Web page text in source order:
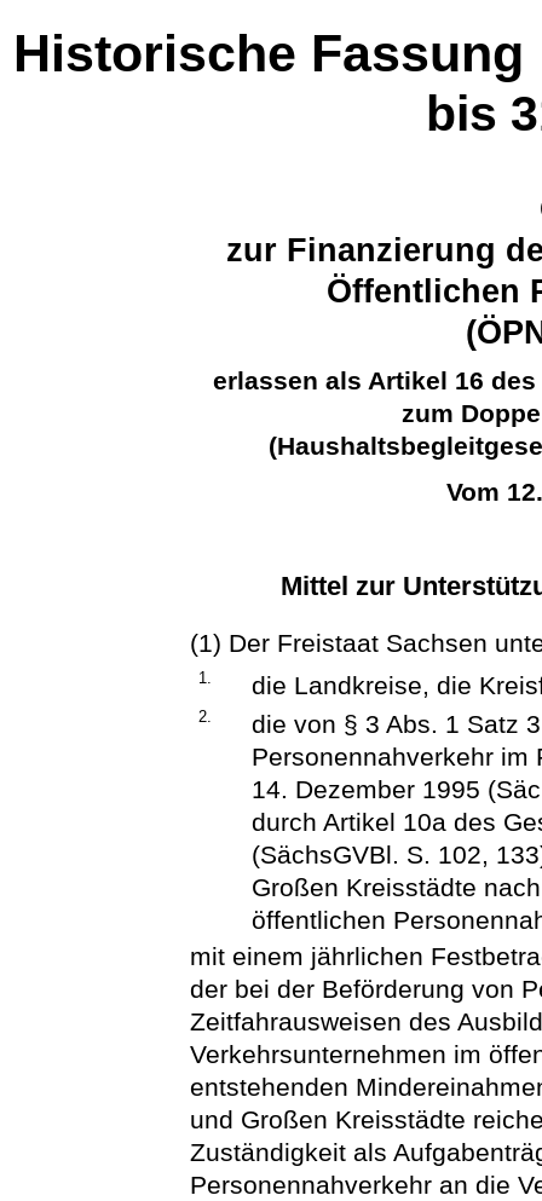
Historische Fassung
bis
zur Finanzierung
Öffentlichen
erlassen als Artikel 16
zum
Vom
Mittel zur
(1) Der Freistaat Sachsen
1. die Landkreise, die
2.
die von § 3 Abs. 1 Satz
Personennahverkehr im
14. Dezember 1995
durch Artikel 10a des
(SächsGVBl. S. 102,
Großen Kreisstädte
öffentlichen
mit einem jährlichen
der bei der Beförderung von
Zeitfahrausweisen des
Verkehrsunternehmen im
entstehenden
und Großen Kreisstädte
Zuständigkeit als
Personennahverkehr an die